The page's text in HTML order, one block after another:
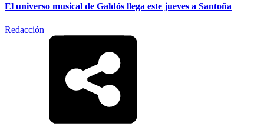
El universo musical de Galdós llega este jueves a Santoña
Redacción